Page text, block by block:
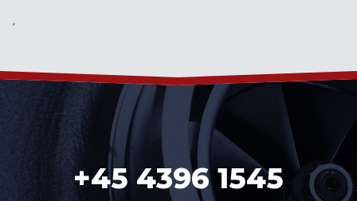
´
+45 4396 1545